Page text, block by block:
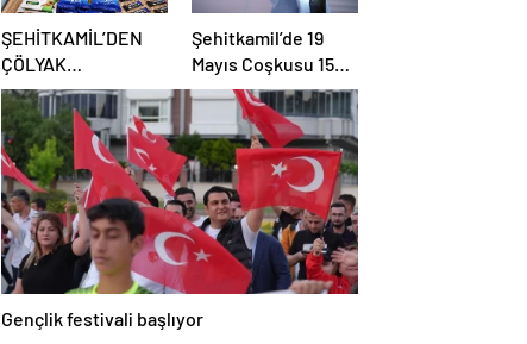
ŞEHİTKAMİL’DEN
ÇÖLYAK
HASTALARINA
BAYRAM ÖNCESİ
GLÜTENSİZ
DESTEK
Şehitkamil’de 19
Mayıs Coşkusu 15
Bin Gencin Katıldığı
Festival!
Gençlik festivali başlıyor